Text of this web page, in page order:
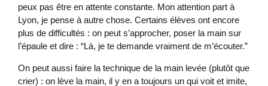
peux pas être en attente constante. Mon attention part à
Lyon, je pense à autre chose. Certains élèves ont encore
plus de difficultés : on peut s’approcher, poser la main sur
l’épaule et dire : “Là, je te demande vraiment de m’écouter.”
On peut aussi faire la technique de la main levée (plutôt que
crier) : on lève la main, il y en a toujours un qui voit et imite,